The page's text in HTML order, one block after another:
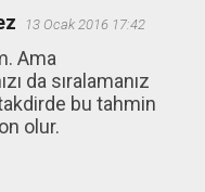
13 Ocak 2016 17:42
Ama
da sıralamanız
bu tahmin
olur.